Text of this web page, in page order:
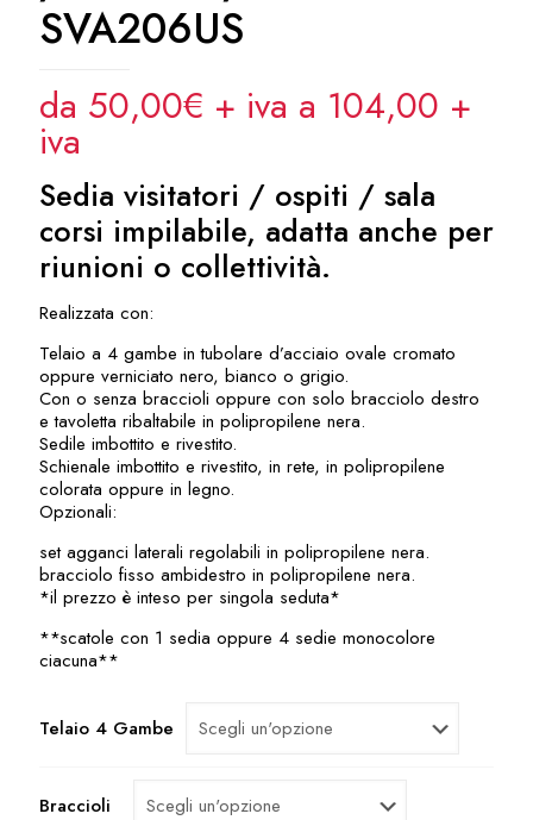
SVA206US
da 50,00€ + iva a 104,00 +
iva
Sedia visitatori / ospiti / sala
corsi impilabile, adatta anche per
riunioni o collettività.
Realizzata con:
Telaio a 4 gambe in tubolare d’acciaio ovale cromato
oppure verniciato nero, bianco o grigio.
Con o senza braccioli oppure con solo bracciolo destro
e tavoletta ribaltabile in polipropilene nera.
Sedile imbottito e rivestito.
Schienale imbottito e rivestito, in rete, in polipropilene
colorata oppure in legno.
Opzionali:
set agganci laterali regolabili in polipropilene nera.
bracciolo fisso ambidestro in polipropilene nera.
*il prezzo è inteso per singola seduta*
**scatole con 1 sedia oppure 4 sedie monocolore
ciacuna**
Telaio 4 Gambe
Braccioli